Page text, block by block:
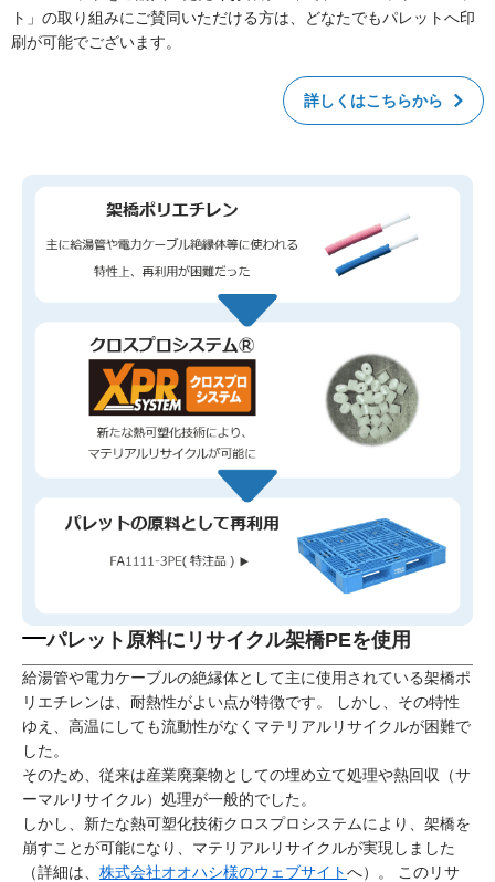
ト」の取り組みにご賛同いただける方は、どなたでもパレットへ印
刷が可能でございます。
詳しくはこちらから
パレット原料にリサイクル架橋PEを使用
給湯管や電力ケーブルの絶縁体として主に使用されている架橋ポ
リエチレンは、耐熱性がよい点が特徴です。 しかし、その特性
ゆえ、高温にしても流動性がなくマテリアルリサイクルが困難で
した。
そのため、従来は産業廃棄物としての埋め立て処理や熱回収（サ
ーマルリサイクル）処理が一般的でした。
しかし、新たな熱可塑化技術クロスプロシステムにより、架橋を
崩すことが可能になり、マテリアルリサイクルが実現しました
（詳細は、 株式会社オオハシ様のウェブサイトへ）。 このリサ